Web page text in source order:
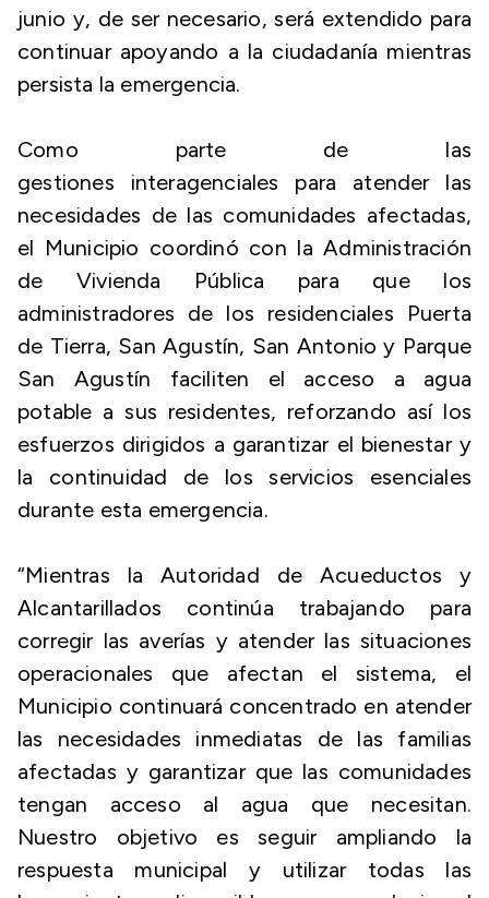
junio y, de ser necesario, será extendido para
continuar apoyando a la ciudadanía mientras
persista la emergencia.
Como parte de las
gestiones interagenciales para atender las
necesidades de las comunidades afectadas,
el Municipio coordinó con la Administración
de Vivienda Pública para que los
administradores de los residenciales Puerta
de Tierra, San Agustín, San Antonio y Parque
San Agustín faciliten el acceso a agua
potable a sus residentes, reforzando así los
esfuerzos dirigidos a garantizar el bienestar y
la continuidad de los servicios esenciales
durante esta emergencia.
“Mientras la Autoridad de Acueductos y
Alcantarillados continúa trabajando para
corregir las averías y atender las situaciones
operacionales que afectan el sistema, el
Municipio continuará concentrado en atender
las necesidades inmediatas de las familias
afectadas y garantizar que las comunidades
tengan acceso al agua que necesitan.
Nuestro objetivo es seguir ampliando la
respuesta municipal y utilizar todas las